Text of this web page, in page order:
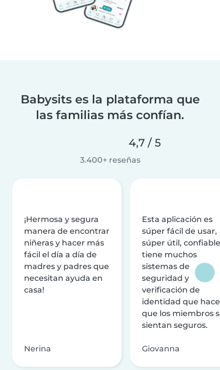
Babysits es la plataforma que
las familias más confían.
4,7 / 5
3.400+ reseñas
¡Hermosa y segura
manera de encontrar
niñeras y hacer más
fácil el día a día de
madres y padres que
necesitan ayuda en
casa!
Nerina
Esta aplicación es
súper fácil de usar,
súper útil,
tiene muchos
sistemas de
seguridad y
verificación de
identidad que
que los miembros
sientan seguros.
Giovanna